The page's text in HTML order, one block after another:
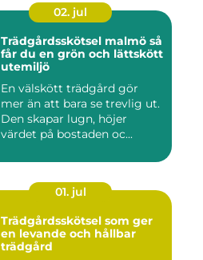
02. jul
Trädgårdsskötsel malmö så
får du en grön och lättskött
utemiljö
En välskött trädgård gör
mer än att bara se trevlig ut.
Den skapar lugn, höjer
värdet på bostaden oc...
01. jul
Trädgårdsskötsel som ger
en levande och hållbar
trädgård